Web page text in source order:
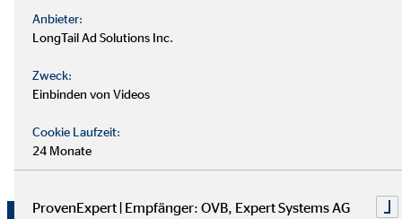
und meine Anfrage zu bearbeiten. Dies gilt
insbesondere für die Verwendung der E-Mail-Adresse
Einwilligung kann jederzeit mit Wirkung für die Zukunft
Datenschutzbeauftragten von OVB Vermögensberatung
AG, Wolfgang Koch, Heumarkt 1, 50667 Köln
widerrufen werden.
Anbieter:
LongTail Ad Solutions Inc.
Zweck:
Einbinden von Videos
Cookie Laufzeit:
24 Monate
ProvenExpert | Empfänger: OVB, Expert Systems AG